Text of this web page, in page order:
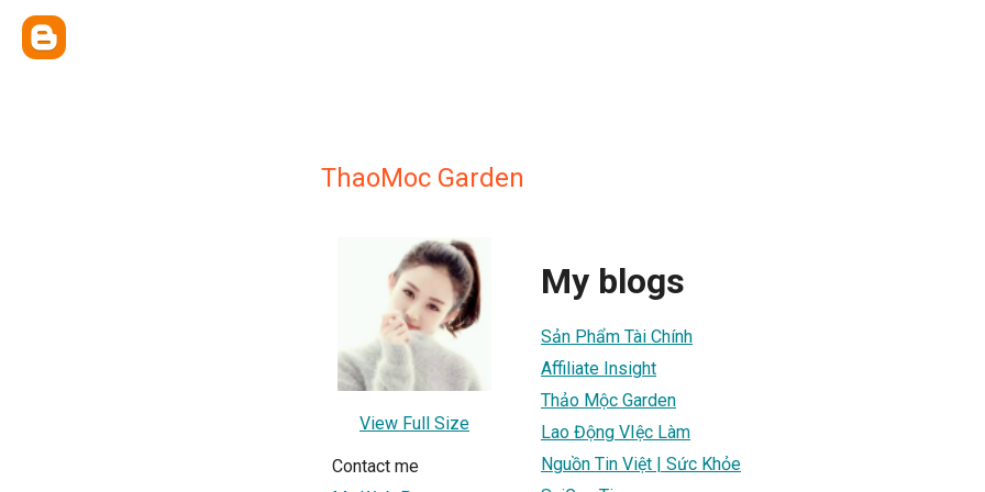
ThaoMoc Garden
View Full Size
Contact me
My blogs
Sản Phẩm Tài Chính
Affiliate Insight
Thảo Mộc Garden
Lao Động VIệc Làm
Nguồn Tin Việt | Sức Khỏe